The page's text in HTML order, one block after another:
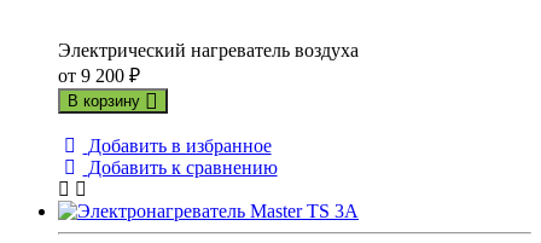
Электрический нагреватель воздуха
от 9 200 ₽
В корзину
Добавить в избранное
Добавить к сравнению